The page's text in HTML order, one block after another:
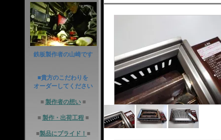
鉄板製作者の山崎です
■貴方のこだわりを
オーダーしてください
■ 製作者の想い ■
■ 製作・出荷工程■
■製品にプライド！ ■